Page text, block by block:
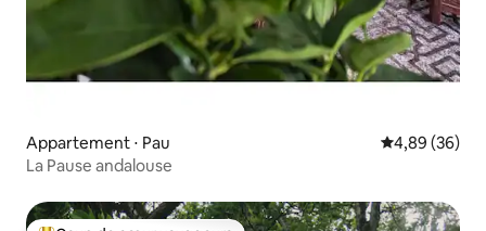
Appartement ⋅ Pau Évaluation
4,89 (36)
La Pause andalouse